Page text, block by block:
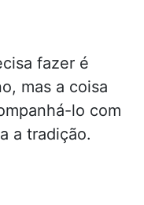
fazer é
mas a coisa
lo com
a tradição.